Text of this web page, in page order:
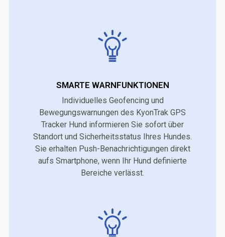
SMARTE WARNFUNKTIONEN
Individuelles Geofencing und
Bewegungswarnungen des KyonTrak GPS
Tracker Hund informieren Sie sofort über
Standort und Sicherheitsstatus Ihres Hundes.
Sie erhalten Push-Benachrichtigungen direkt
aufs Smartphone, wenn Ihr Hund definierte
Bereiche verlässt.